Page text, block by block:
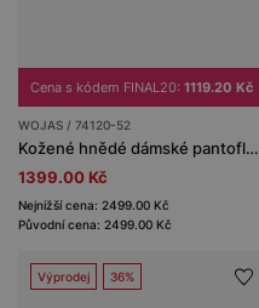
Cena s kódem FINAL20: 1119.20 Kč
WOJAS / 74120-52
Kožené hnědé dámské pantofle na podpatku
1399.00 Kč
Nejnižší cena: 2499.00 Kč
Původní cena: 2499.00 Kč
Výprodej 36%